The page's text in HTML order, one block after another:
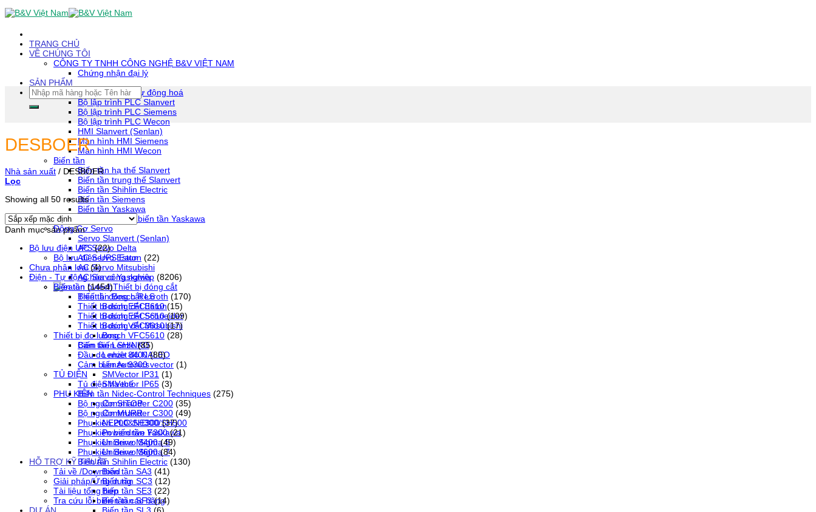
Skip
To
(tạm
dịch)
TRANG CHỦ
VỀ CHÚNG TÔI
CÔNG TY TNHH CÔNG NGHỆ B&V VIỆT NAM
Chứng nhận đại lý
SẢN PHẨM
Thiết bị tự động hoá
Bộ lập trình PLC Slanvert
Bộ lập trình PLC Siemens
Bộ lập trình PLC Wecon
HMI Slanvert (Senlan)
Màn hình HMI Siemens
Màn hình HMI Wecon
Biến tần
Biến tần hạ thế Slanvert
Biến tần trung thế Slanvert
Biến tần Shihlin Electric
Biến tần Siemens
Biến tần Yaskawa
Phụ kiện biến tần Yaskawa
Động Cơ Servo
Servo Slanvert (Senlan)
AC Servo Delta
AC Servo Estun
AC Servo Mitsubishi
AC Servo Yaskawa
Thiết bị đóng cắt
Thiết bị đóng cắt LS
Thiết bị đóng cắt Eaton
Thiết bị đóng cắt Schneider
Thiết bị đóng cắt Mitsubishi
Thiết bị đo lường
Cảm biến SHINKO
Đầu dò nhiệt độ NALEO
Cảm biến Autonics
TỦ ĐIỆN
Tủ điện hạ thế
PHỤ KIỆN
Bộ nguồn SITOP
Bộ nguồn MURR
Phụ kiện PLC SH300/SH500
Phụ kiện biến tần Yaskawa
Phụ kiện Servo Sigma 5
Phụ kiện Servo Sigma 7
HỖ TRỢ KỸ THUẬT
Tải về /Download
Giải pháp/Ứng dụng
Tài liệu tổng hợp
Tra cứu lỗi biến tần các hãng
DỰ ÁN
Tìm
kiếm:
DESBOER
Nhà sản xuất / DESBOER
Lọc
Showing all 50 results
Danh mục sản phẩm
Bộ lưu điện UPS (22)
Bộ lưu điện UPS Eaton (22)
Chưa phân loại (4)
Điện - Tự động hóa công nghiệp (8206)
Biến tần (1454)
Biến tần Bosch Rexroth (170)
Bosch EFC3610 (15)
Bosch EFC5610 (109)
Bosch VFC3610 (17)
Bosch VFC5610 (28)
Biến tần Lenze (85)
Lenze 8400 (80)
Lenze 9300 vector (1)
SMVector IP31 (1)
SMVector IP65 (3)
Biến tần Nidec-Control Techniques (275)
Commander C200 (35)
Commander C300 (49)
NE200&NE300 (37)
Powerdrive F300 (21)
Unidrive M400 (49)
Unidrive M600 (84)
Biến tần Shihlin Electric (130)
Biến tần SA3 (41)
Biến tần SC3 (12)
Biến tần SE3 (22)
Biến tần SF3 (14)